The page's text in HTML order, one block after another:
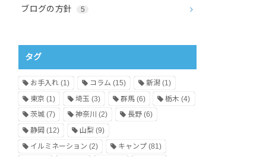
ブログの方針 5
タグ
お手入れ (1) コラム (15) 新潟(1)
東京 (1) 埼玉 (3) 群馬(6) 栃木 (4)
茨城 (7) 神奈川 (2) 長野(6)
静岡 (12) 山梨 (9)
イルミネーション (2) キャンプ(81)